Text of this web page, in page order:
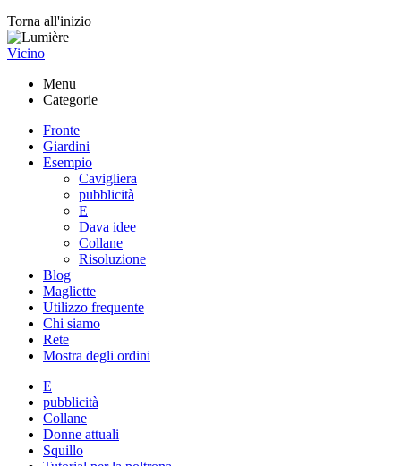
Torna all'inizio
Vicino
Menu
Categorie
Fronte
Giardini
Esempio
Cavigliera
pubblicità
E
Dava idee
Collane
Risoluzione
Blog
Magliette
Utilizzo frequente
Chi siamo
Rete
Mostra degli ordini
E
pubblicità
Collane
Donne attuali
Squillo